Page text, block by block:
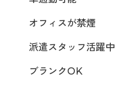
オフィスが禁煙
派遣スタッフ活躍中
ブランクOK